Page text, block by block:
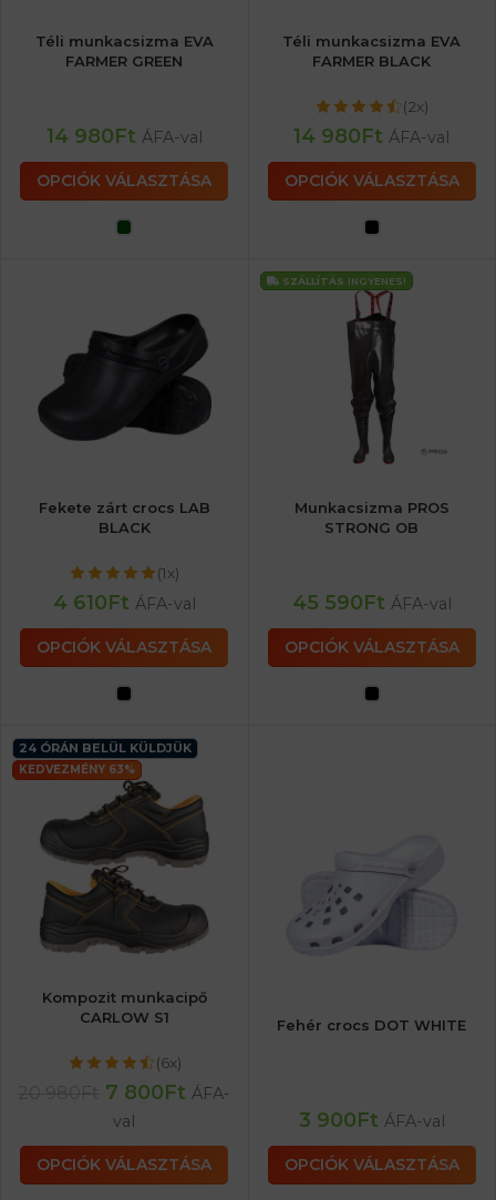
Téli munkacsizma EVA
FARMER GREEN
14 980Ft ÁFA-val
OPCIÓK VÁLASZTÁSA
Téli munkacsizma EVA
FARMER BLACK
(2x)
14 980Ft ÁFA-val
OPCIÓK VÁLASZTÁSA
Fekete zárt crocs LAB
BLACK
(1x)
4 610Ft ÁFA-val
OPCIÓK VÁLASZTÁSA
SZÁLLÍTÁS INGYENES!
Munkacsizma PROS
STRONG OB
45 590Ft ÁFA-val
OPCIÓK VÁLASZTÁSA
24 ÓRÁN BELÜL KÜLDJÜK
KEDVEZMÉNY 63%
Kompozit munkacipő
CARLOW S1
(6x)
7 800Ft ÁFA-
val
OPCIÓK VÁLASZTÁSA
Fehér crocs DOT WHITE
3 900Ft ÁFA-val
OPCIÓK VÁLASZTÁSA